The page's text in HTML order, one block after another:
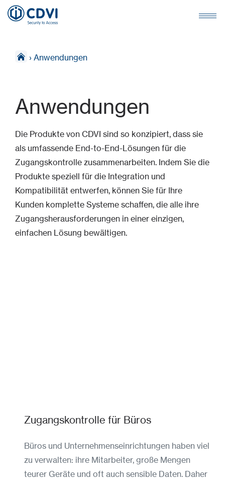
› Anwendungen
Anwendungen
Die Produkte von CDVI sind so konzipiert, dass sie
als umfassende End-to-End-Lösungen für die
Zugangskontrolle zusammenarbeiten. Indem Sie die
Produkte speziell für die Integration und
Kompatibilität entwerfen, können Sie für Ihre
Kunden komplette Systeme schaffen, die alle ihre
Zugangsherausforderungen in einer einzigen,
einfachen Lösung bewältigen.
Zugangskontrolle für Büros
Büros und Unternehmenseinrichtungen haben viel
zu verwalten: ihre Mitarbeiter, große Mengen
teurer Geräte und oft auch sensible Daten. Daher